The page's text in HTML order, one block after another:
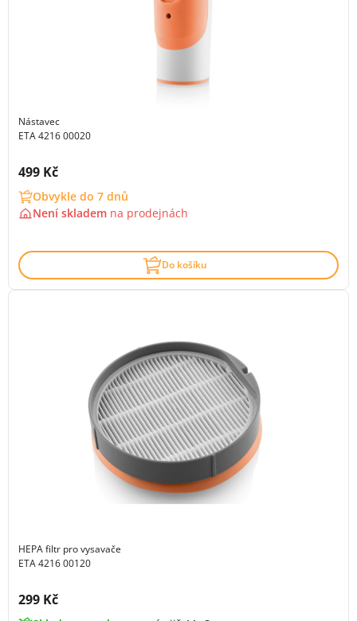
Nástavec
ETA 4216 00020
Cena s DPH:
499 Kč
Obvykle do 7 dnů
Není skladem na prodejnách
Do košíku
HEPA filtr pro vysavače
ETA 4216 00120
Cena s DPH:
299 Kč